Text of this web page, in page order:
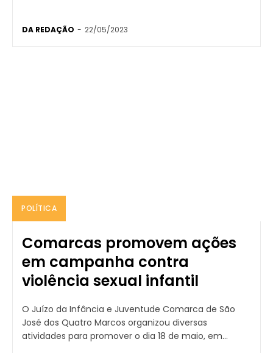
DA REDAÇÃO - 22/05/2023
POLÍTICA
Comarcas promovem ações
em campanha contra
violência sexual infantil
O Juízo da Infância e Juventude Comarca de São
José dos Quatro Marcos organizou diversas
atividades para promover o dia 18 de maio, em...